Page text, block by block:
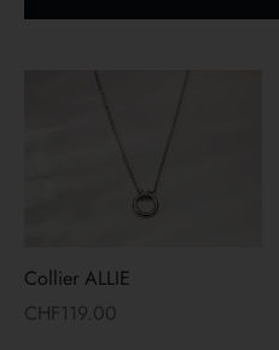
Collier ALLIE
CHF119.00
Gold